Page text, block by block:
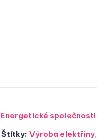
Energetické společnosti
Štítky: Výroba elektřiny,